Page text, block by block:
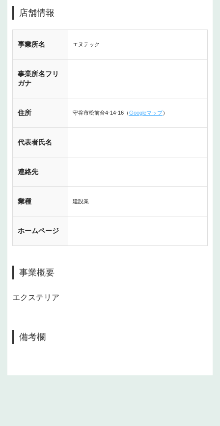
店舗情報
事業所名 エヌテック
事業所名フリ
ガナ
住所 守谷市松前台4-14-16（Googleマップ）
代表者氏名
連絡先
業種 建設業
ホームページ
事業概要
エクステリア
備考欄